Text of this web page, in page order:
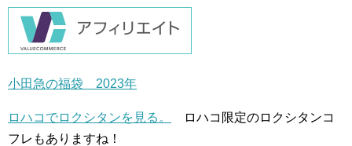
小田急の福袋 2023年
ロハコでロクシタンを見る。
ロハコ限定のロクシタンコ
フレもありますね！